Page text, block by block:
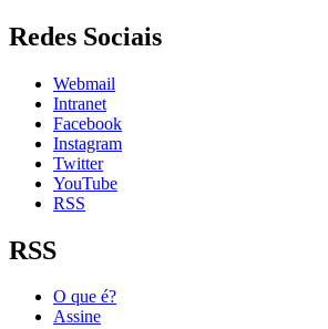
Redes Sociais
Webmail
Intranet
Facebook
Instagram
Twitter
YouTube
RSS
RSS
O que é?
Assine